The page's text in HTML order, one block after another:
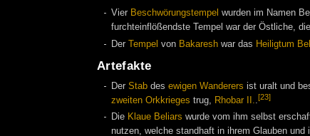
Vier Beschwörungstempel wurden im Namen
furchteinflößendste Tempel war der Östliche, die
Der Tempel von Bakaresh war das Heiligtum
Artefakte
Der Stab des ewigen Wanderers ist uralt und
zweiten Orkkrieges trug, Rhobar II..[23]
Die Klaue Beliars wurde vom ihm selbst
nutzen, welche standhaft in ihrem Glauben